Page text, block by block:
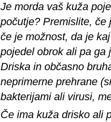
Je morda vaš kuža
počutje? Premislite, če
če je možnost, da je
pojedel obrok ali pa ga
Driska in občasno
neprimerne prehrane
bakterijami ali virusi,
Če ima kuža drisko ali